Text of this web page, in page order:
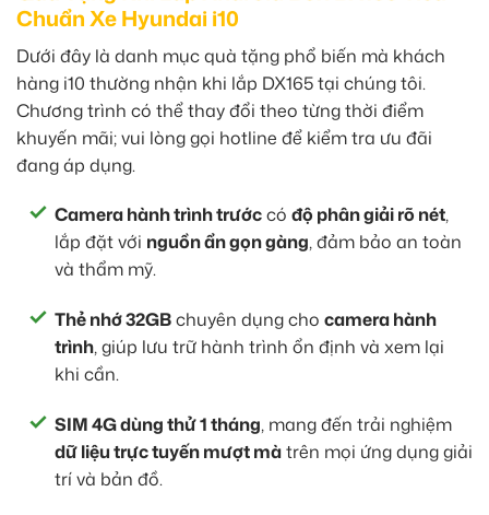
Chuẩn Xe Hyundai i10
Dưới đây là danh mục quà tặng phổ biến mà khách
hàng i10 thường nhận khi lắp DX165 tại chúng tôi.
Chương trình có thể thay đổi theo từng thời điểm
khuyến mãi; vui lòng gọi hotline để kiểm tra ưu đãi
đang áp dụng.
Camera hành trình trướccó độ phân giải rõ nét,
lắp đặt với nguồn ẩn gọn gàng, đảm bảo an toàn
và thẩm mỹ.
Thẻ nhớ 32GBchuyên dụng cho camera hành
trình, giúp lưu trữ hành trình ổn định và xem lại
khi cần.
SIM 4G dùng thử 1 tháng, mang đến trải nghiệm
dữ liệu trực tuyến mượt màtrên mọi ứng dụng giải
trí và bản đồ.